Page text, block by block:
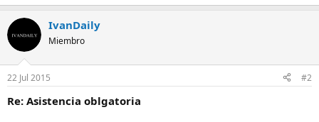
IvanDaily
Miembro
22 Jul 2015 #2
Re: Asistencia oblgatoria